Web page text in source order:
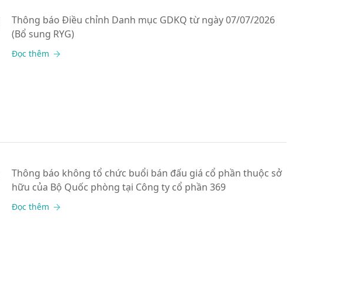
Thông báo Điều chỉnh Danh mục GDKQ từ ngày 07/07/2026
(Bổ sung RYG)
Đọc thêm
Thông báo không tổ chức buổi bán đấu giá cổ phần thuộc sở
hữu của Bộ Quốc phòng tại Công ty cổ phần 369
Đọc thêm